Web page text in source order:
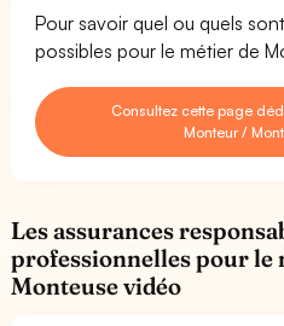
Pour savoir quel ou quels
possibles pour le métier de
Consultez cette page
Monteur /
Les assurances
professionnelles pour
Monteuse vidéo